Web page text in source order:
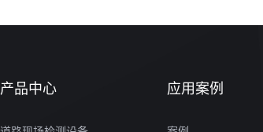
产品中心 应用案例